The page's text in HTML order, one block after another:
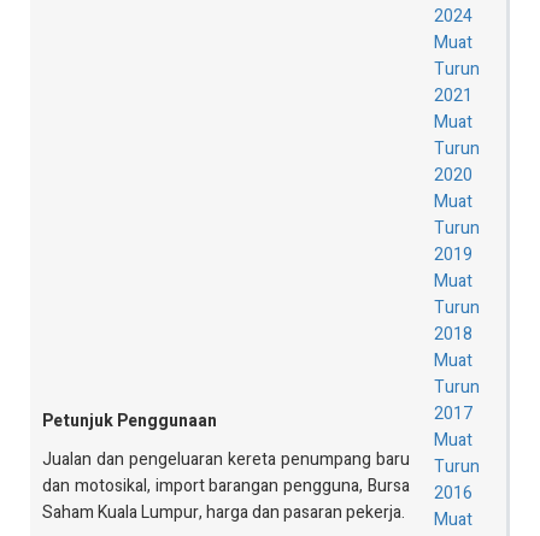
Petunjuk Penggunaan
Jualan dan pengeluaran kereta penumpang baru
dan motosikal, import barangan pengguna, Bursa
Saham Kuala Lumpur, harga dan pasaran pekerja.
2024
Muat
Turun
2021
Muat
Turun
2020
Muat
Turun
2019
Muat
Turun
2018
Muat
Turun
2017
Muat
Turun
2016
Muat